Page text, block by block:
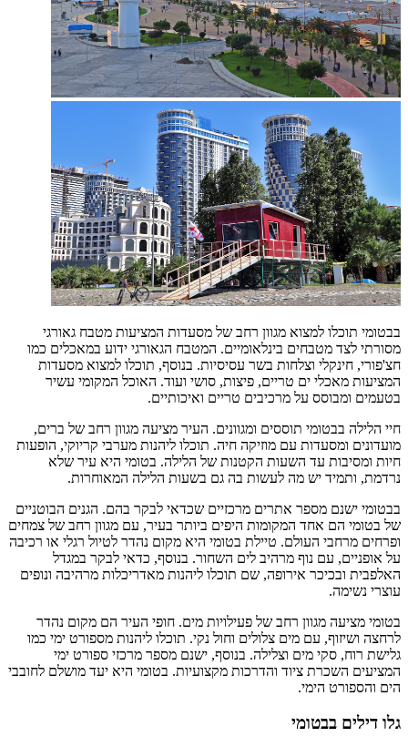
בבטומי תוכלו למצוא מגוון רחב של מסעדות המציעות מטבח גאורגי
מסורתי לצד מטבחים בינלאומיים. המטבח הגאורגי ידוע במאכלים כמו
חצ'פורי, חינקלי וצלחות בשר עסיסיות. בנוסף, תוכלו למצוא מסעדות
המציעות מאכלי ים טריים, פיצות, סושי ועוד. האוכל המקומי עשיר
בטעמים ומבוסס על מרכיבים טריים ואיכותיים.
חיי הלילה בבטומי תוססים ומגוונים. העיר מציעה מגוון רחב של ברים,
מועדונים ומסעדות עם מוזיקה חיה. תוכלו ליהנות מערבי קריוקי, הופעות
חיות ומסיבות עד השעות הקטנות של הלילה. בטומי היא עיר שלא
נרדמת, ותמיד יש מה לעשות בה גם בשעות הלילה המאוחרות.
בבטומי ישנם מספר אתרים מרכזיים שכדאי לבקר בהם. הגנים הבוטניים
של בטומי הם אחד המקומות היפים ביותר בעיר, עם מגוון רחב של צמחים
ופרחים מרחבי העולם. טיילת בטומי היא מקום נהדר לטיול רגלי או רכיבה
על אופניים, עם נוף מרהיב לים השחור. בנוסף, כדאי לבקר במגדל
האלפבית ובכיכר אירופה, שם תוכלו ליהנות מאדריכלות מרהיבה ונופים
עוצרי נשימה.
בטומי מציעה מגוון רחב של פעילויות מים. חופי העיר הם מקום נהדר
לרחצה ושיזוף, עם מים צלולים וחול נקי. תוכלו ליהנות מספורט ימי כמו
גלישת רוח, סקי מים וצלילה. בנוסף, ישנם מספר מרכזי ספורט ימי
המציעים השכרת ציוד והדרכות מקצועיות. בטומי היא יעד מושלם לחובבי
הים והספורט הימי.
גלו דילים בבטומי